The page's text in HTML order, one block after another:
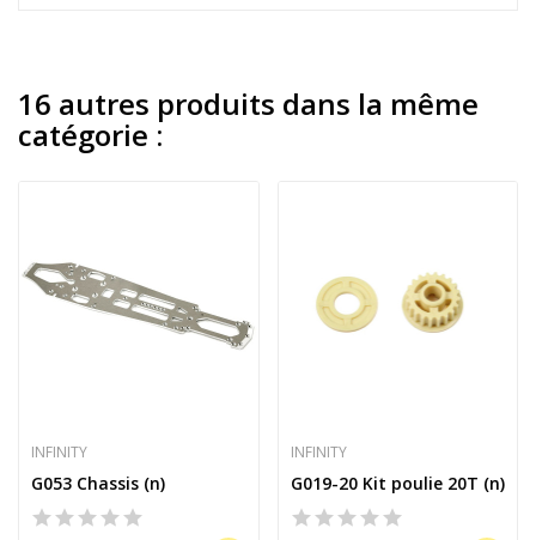
16 autres produits dans la même
catégorie :
INFINITY
G053 Chassis (n)
INFINITY
G019-20 Kit poulie 20T (n)